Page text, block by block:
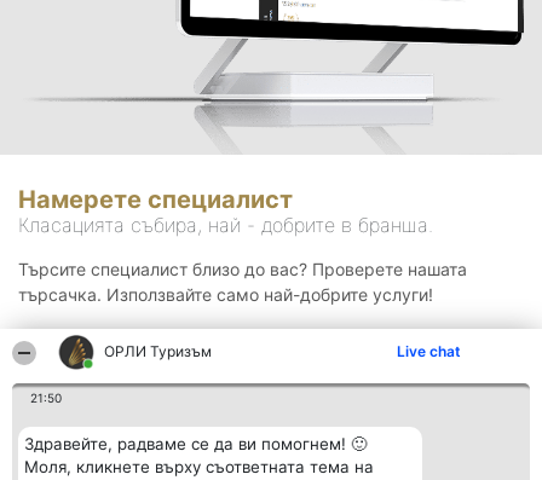
ОРЛИ Туризъм Live chat
21:50
Здравейте, радваме се да ви помогнем! 🙂
Моля, кликнете върху съответната тема на
Намерете специалист
Класацията събира, най - добрите в бранша.
Търсите специалист близо до вас? Проверете нашата
търсачка. Използвайте само най-добрите услуги!